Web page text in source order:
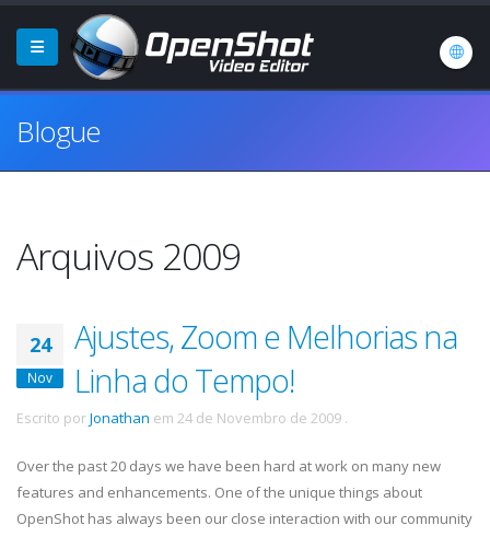
Blogue
Arquivos 2009
24
Nov
Ajustes, Zoom e Melhorias na
Linha do Tempo!
Escrito porJonathan em 24 de Novembro de 2009 .
Over the past 20 days we have been hard at work on many new
features and enhancements. One of the unique things about
OpenShot has always been our close interaction with our community